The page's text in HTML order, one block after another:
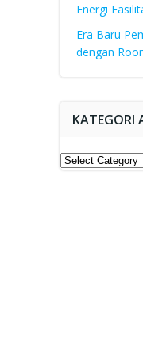
Energi
Era Baru
dengan
KATEGORI
Kategori